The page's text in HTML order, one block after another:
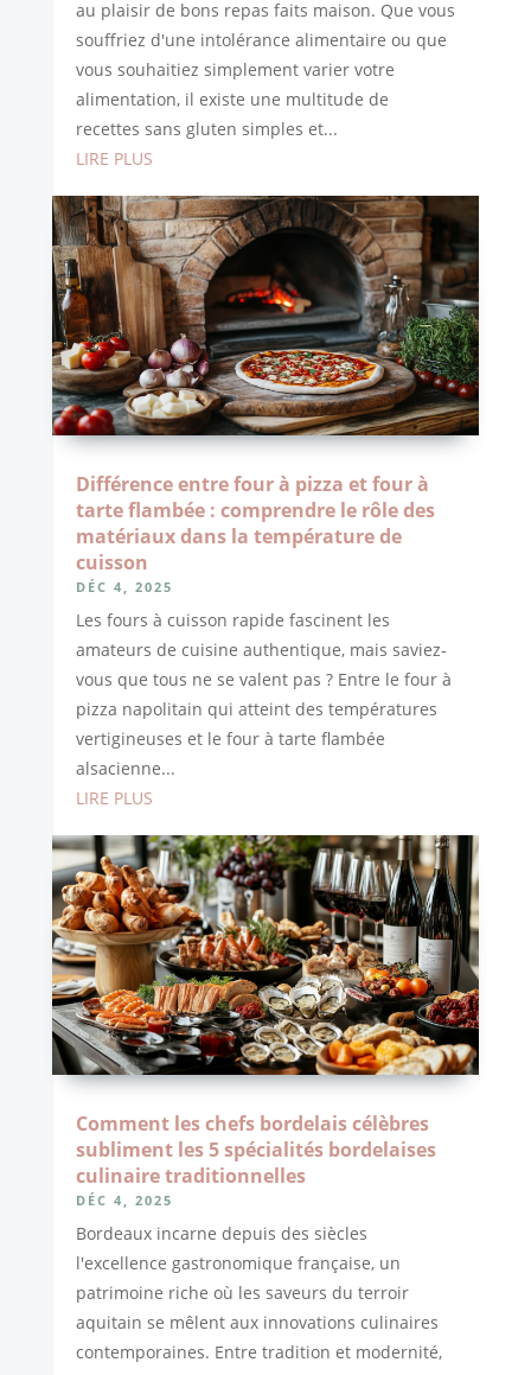
au plaisir de bons repas faits maison. Que vous
souffriez d'une intolérance alimentaire ou que
vous souhaitiez simplement varier votre
alimentation, il existe une multitude de
recettes sans gluten simples et...
LIRE PLUS
Différence entre four à pizza et four à
tarte flambée : comprendre le rôle des
matériaux dans la température de
cuisson
DÉC 4, 2025
Les fours à cuisson rapide fascinent les
amateurs de cuisine authentique, mais saviez-
vous que tous ne se valent pas ? Entre le four à
pizza napolitain qui atteint des températures
vertigineuses et le four à tarte flambée
alsacienne...
LIRE PLUS
Comment les chefs bordelais célèbres
subliment les 5 spécialités bordelaises
culinaire traditionnelles
DÉC 4, 2025
Bordeaux incarne depuis des siècles
l'excellence gastronomique française, un
patrimoine riche où les saveurs du terroir
aquitain se mêlent aux innovations culinaires
contemporaines. Entre tradition et modernité,